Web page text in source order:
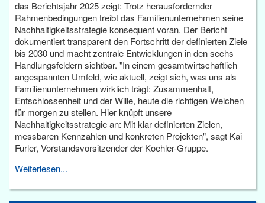
das Berichtsjahr 2025 zeigt: Trotz herausfordernder
Rahmenbedingungen treibt das Familienunternehmen seine
Nachhaltigkeitsstrategie konsequent voran. Der Bericht
dokumentiert transparent den Fortschritt der definierten Ziele
bis 2030 und macht zentrale Entwicklungen in den sechs
Handlungsfeldern sichtbar. "In einem gesamtwirtschaftlich
angespannten Umfeld, wie aktuell, zeigt sich, was uns als
Familienunternehmen wirklich trägt: Zusammenhalt,
Entschlossenheit und der Wille, heute die richtigen Weichen
für morgen zu stellen. Hier knüpft unsere
Nachhaltigkeitsstrategie an: Mit klar definierten Zielen,
messbaren Kennzahlen und konkreten Projekten", sagt Kai
Furler, Vorstandsvorsitzender der Koehler-Gruppe.
Weiterlesen...